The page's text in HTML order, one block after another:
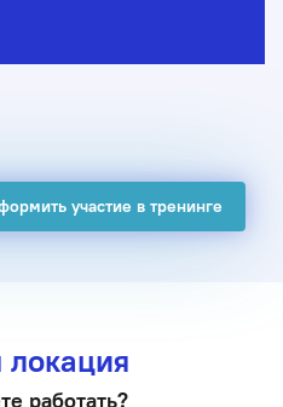
участие в тренинге
работать?